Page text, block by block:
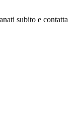
subito e contatta